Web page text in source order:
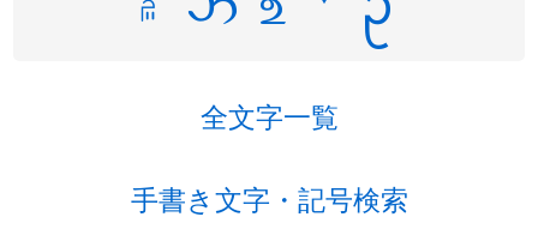
全文字一覧
手書き文字・記号検索